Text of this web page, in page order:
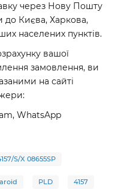
через Нову Пошту
до Києва, Харкова,
населених пунктів.
вашої
замовлення, ви
на сайті
WhatsApp
S/X 08655SP
PLD 4157